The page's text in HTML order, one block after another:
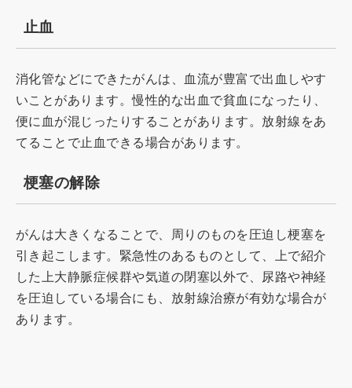
止血
消化管などにできたがんは、血流が豊富で出血しやす
いことがあります。慢性的な出血で貧血になったり、
便に血が混じったりすることがあります。放射線をあ
てることで止血できる場合があります。
梗塞の解除
がんは大きくなることで、周りのものを圧迫し梗塞を
引き起こします。緊急性のあるものとして、上で紹介
した上大静脈症候群や気道の閉塞以外で、尿路や神経
を圧迫している場合にも、放射線治療が有効な場合が
あります。